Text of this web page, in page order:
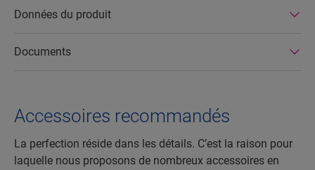
Données du produit
Documents
Accessoires recommandés
La perfection réside dans les détails. C’est la raison pour
laquelle nous proposons de nombreux accessoires en